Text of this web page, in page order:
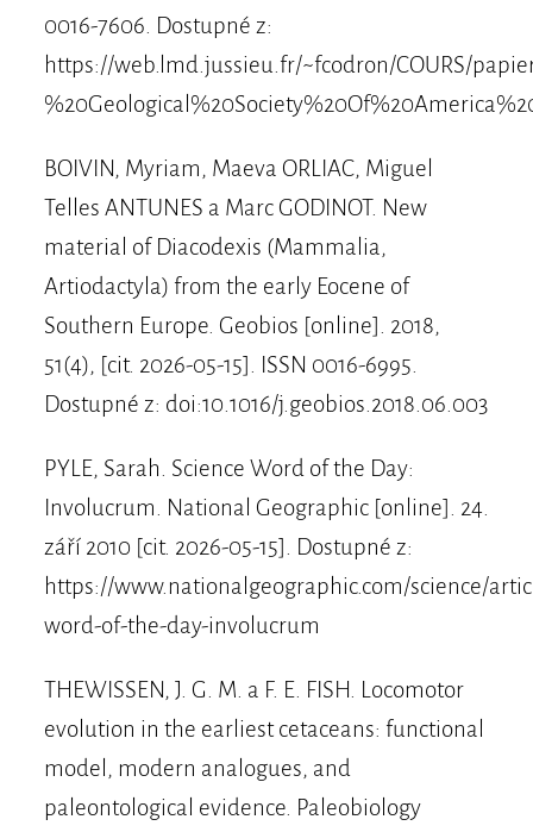
0016-7606. Dostupné z:
https://web.lmd.jussieu.fr/~fcodron/COURS/
BOIVIN, Myriam, Maeva ORLIAC, Miguel
Telles ANTUNES a Marc GODINOT. New
material of Diacodexis (Mammalia,
Artiodactyla) from the early Eocene of
Southern Europe. Geobios [online]. 2018,
51(4), [cit. 2026-05-15]. ISSN 0016-6995.
Dostupné z: doi:10.1016/j.geobios.2018.06.003
PYLE, Sarah. Science Word of the Day:
Involucrum. National Geographic [online]. 24.
září 2010 [cit. 2026-05-15]. Dostupné z:
https://www.nationalgeographic.com/science/
word-of-the-day-involucrum
THEWISSEN, J. G. M. a F. E. FISH. Locomotor
evolution in the earliest cetaceans: functional
model, modern analogues, and
paleontological evidence. Paleobiology